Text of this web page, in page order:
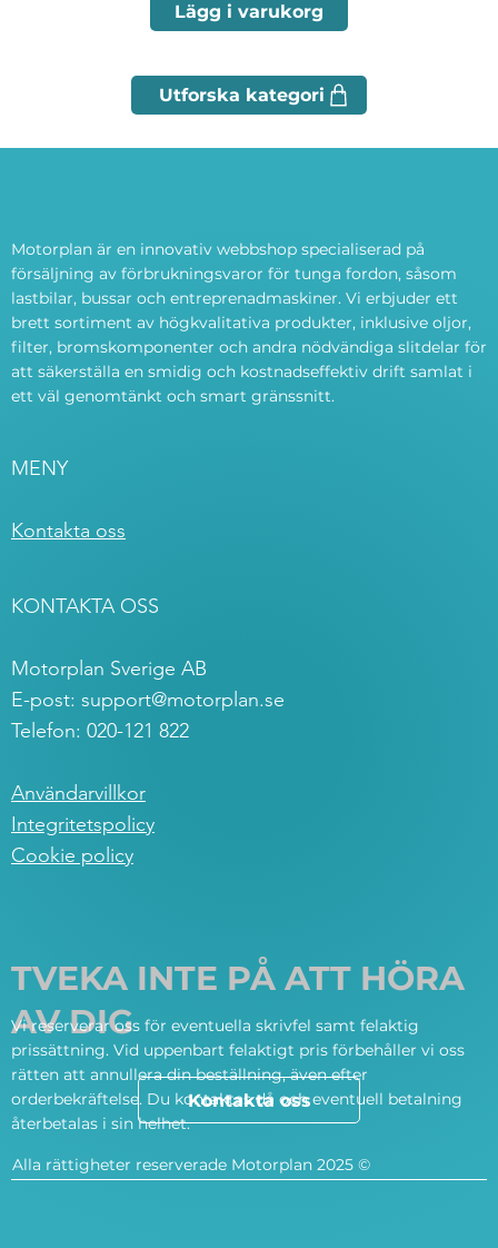
Lägg i varukorg
Motorplan är en innovativ webbshop specialiserad på
försäljning av förbrukningsvaror för tunga fordon, såsom
lastbilar, bussar och entreprenadmaskiner. Vi erbjuder ett
brett sortiment av högkvalitativa produkter, inklusive oljor,
filter, bromskomponenter och andra nödvändiga slitdelar för
att säkerställa en smidig och kostnadseffektiv drift samlat i
ett väl genomtänkt och smart gränssnitt.
MENY
Kontakta oss
KONTAKTA OSS
Motorplan Sverige AB
E-post: support@motorplan.se
Telefon: 020-121 822
Användarvillkor
Integritetspolicy
Cookie policy
TVEKA INTE PÅ ATT HÖRA
AV DIG
Kontakta oss
Vi reserverar oss för eventuella skrivfel samt felaktig
prissättning. Vid uppenbart felaktigt pris förbehåller vi oss
rätten att annullera din beställning, även efter
orderbekräftelse. Du kontaktas då och eventuell betalning
återbetalas i sin helhet.
Alla rättigheter reserverade Motorplan 2025 ©